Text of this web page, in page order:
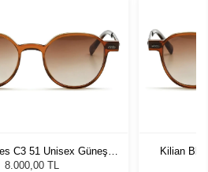
C3 51 Unisex Güneş
Gözlüğü
8.000,00 TL
Kilian